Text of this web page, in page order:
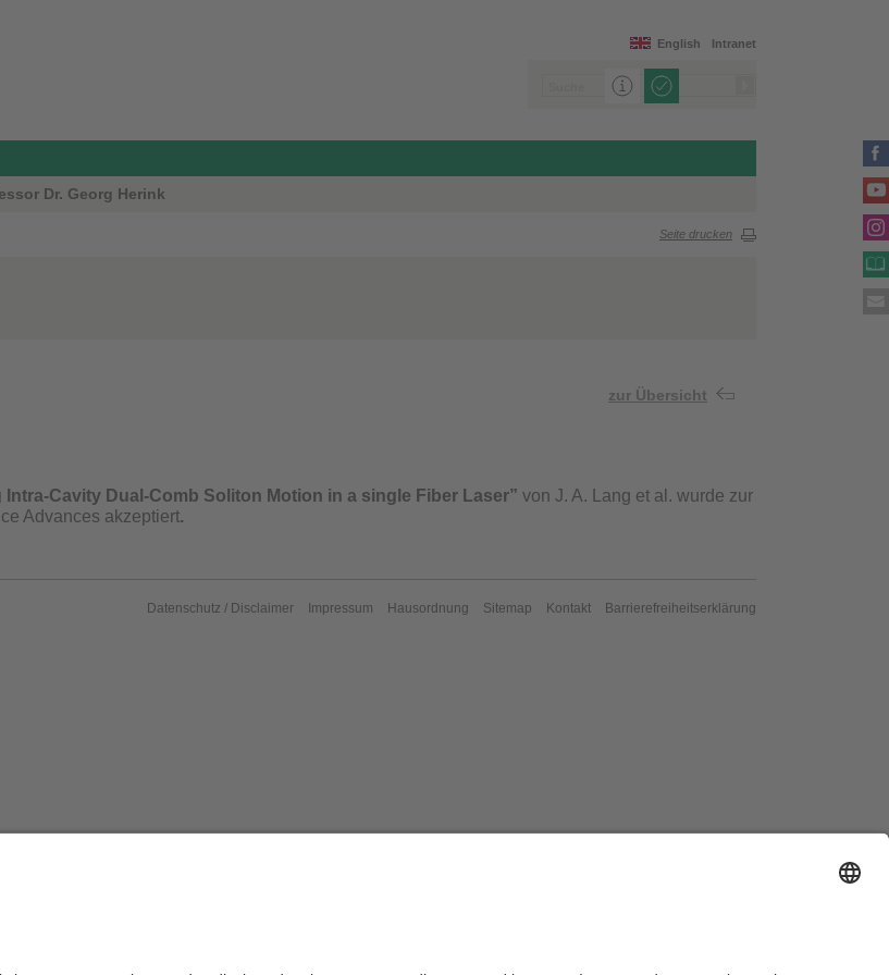
Intranet
English
Dr. Georg Herink
Seite drucken
zur Übersicht
Cavity Dual-Comb Soliton Motion in a single Fiber Laser” von J. A. Lang et al. wurde zur
Advances akzeptiert.
Datenschutz / Disclaimer Impressum Hausordnung Sitemap Kontakt Barrierefreiheitserklärung